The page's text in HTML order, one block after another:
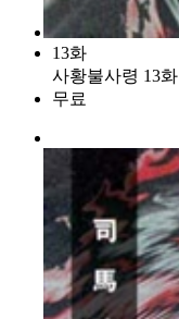
13화
사황불사령 13화
무료